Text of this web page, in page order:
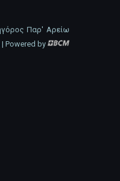
Παρ' Αρείω
| Powered by